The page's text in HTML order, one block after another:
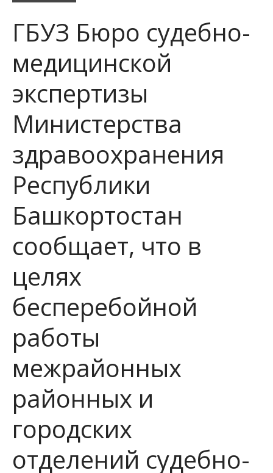
ГБУЗ Бюро судебно-
медицинской
экспертизы
Министерства
здравоохранения
Республики
Башкортостан
сообщает, что в
целях
бесперебойной
работы
межрайонных
районных и
городских
отделений судебно-